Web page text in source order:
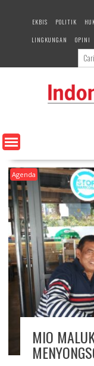
e
n
EKBIS
POLITIK
LINGKUNGAN
OPINI
Agenda
MIO